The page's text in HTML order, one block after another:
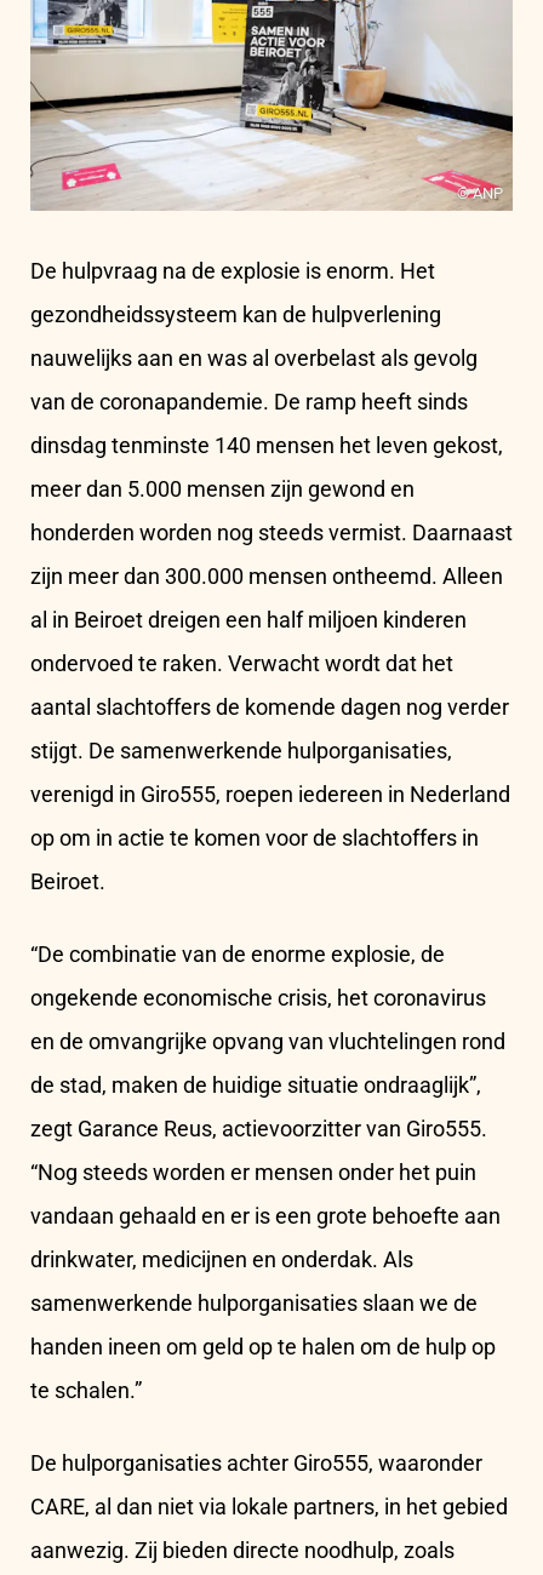
© ANP
De hulpvraag na de explosie is enorm. Het
gezondheidssysteem kan de hulpverlening
nauwelijks aan en was al overbelast als gevolg
van de coronapandemie. De ramp heeft sinds
dinsdag tenminste 140 mensen het leven gekost,
meer dan 5.000 mensen zijn gewond en
honderden worden nog steeds vermist. Daarnaast
zijn meer dan 300.000 mensen ontheemd. Alleen
al in Beiroet dreigen een half miljoen kinderen
ondervoed te raken. Verwacht wordt dat het
aantal slachtoffers de komende dagen nog verder
stijgt. De samenwerkende hulporganisaties,
verenigd in Giro555, roepen iedereen in Nederland
op om in actie te komen voor de slachtoffers in
Beiroet.
“De combinatie van de enorme explosie, de
ongekende economische crisis, het coronavirus
en de omvangrijke opvang van vluchtelingen rond
de stad, maken de huidige situatie ondraaglijk”,
zegt Garance Reus, actievoorzitter van Giro555.
“Nog steeds worden er mensen onder het puin
vandaan gehaald en er is een grote behoefte aan
drinkwater, medicijnen en onderdak. Als
samenwerkende hulporganisaties slaan we de
handen ineen om geld op te halen om de hulp op
te schalen.”
De hulporganisaties achter Giro555, waaronder
CARE, al dan niet via lokale partners, in het gebied
aanwezig. Zij bieden directe noodhulp, zoals